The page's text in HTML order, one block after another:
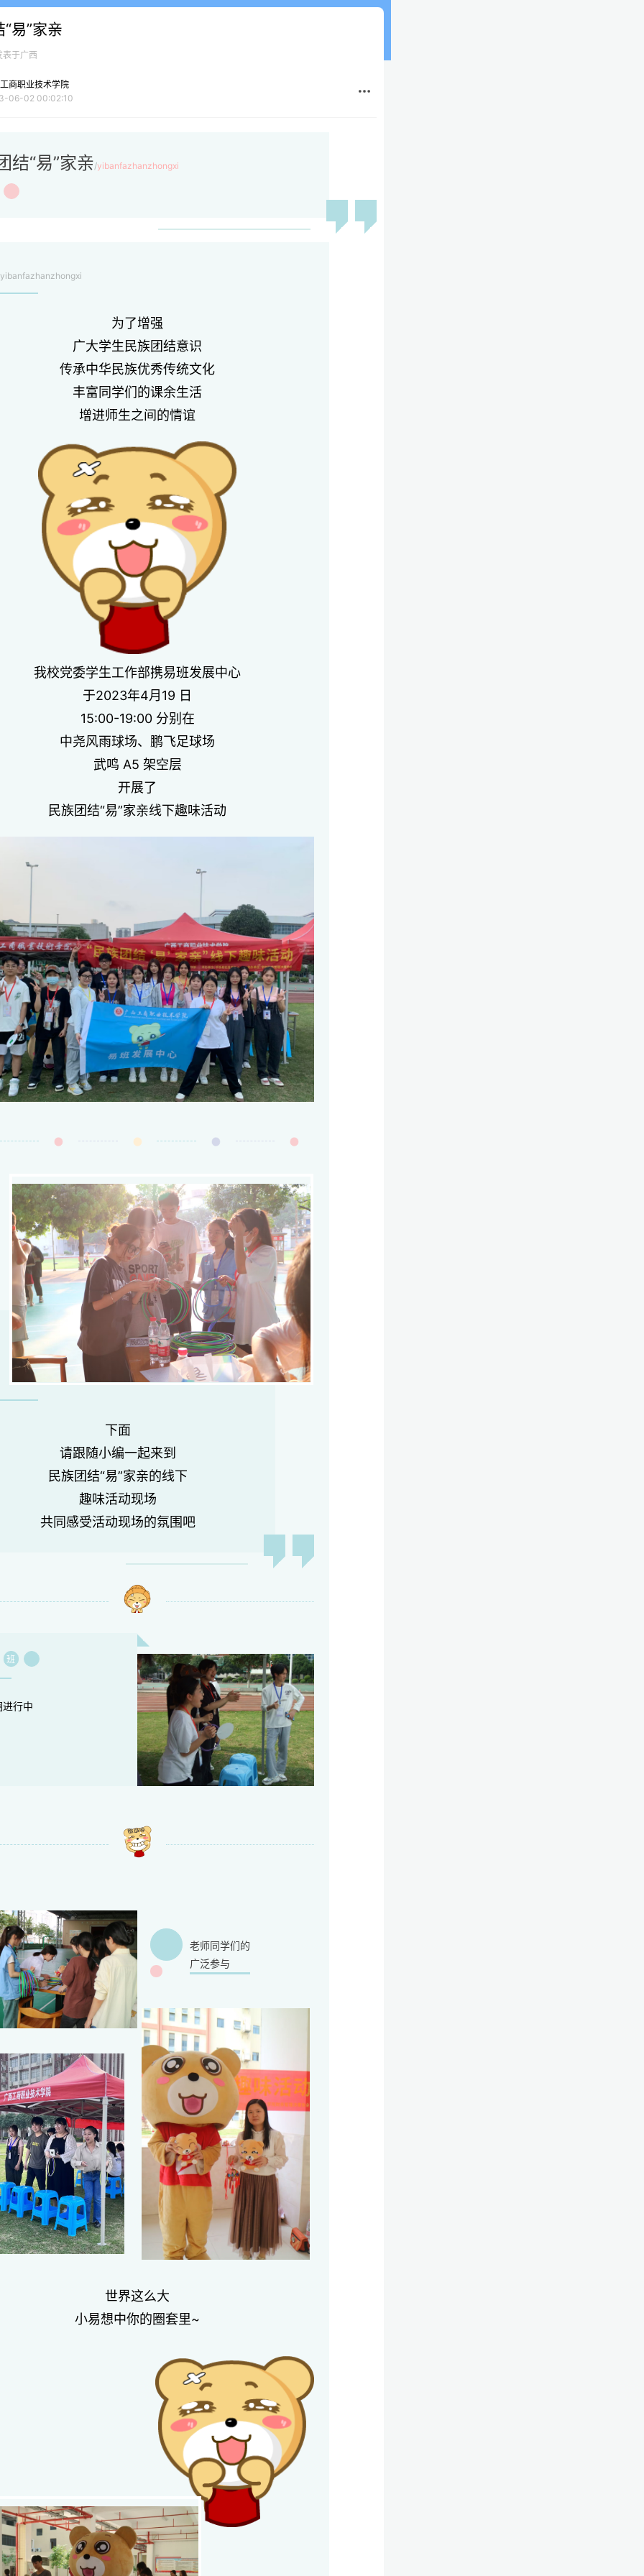
易”家亲
表于广西
商职业技术学院
06-02 00:02:10
结“易”家亲/yibanfazhanzhongxi
为了增强
广大学生民族团结意识
传承中华民族优秀传统文化
丰富同学们的课余生活
增进师生之间的情谊
我校党委学生工作部携易班发展中心
于2023年4月19 日
15:00-19:00 分别在
中尧风雨球场、鹏飞足球场
武鸣 A5 架空层
开展了
民族团结“易”家亲线下趣味活动
下面
请跟随小编一起来到
民族团结“易”家亲的线下
趣味活动现场
共同感受活动现场的氛围吧
班
进行中
老师同学们的
广泛参与
世界这么大
小易想中你的圈套里~